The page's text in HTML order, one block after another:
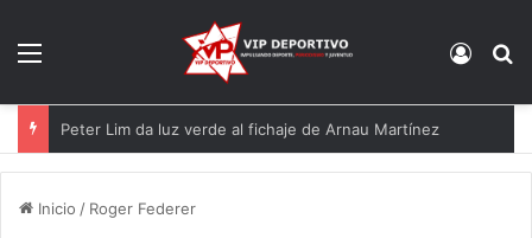
Peter Lim da luz verde al fichaje de Arnau Martínez
Inicio / Roger Federer